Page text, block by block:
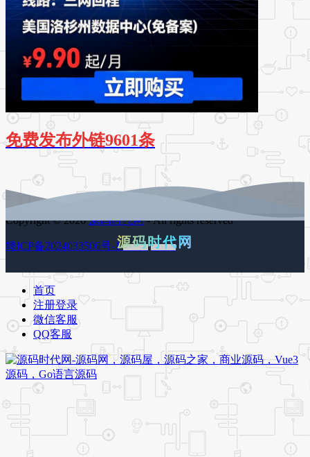
免费发布外链9601条
Copyright © 2026源码时代网- All rights reserved
赣ICP备2024033506号-1百度地图 谷歌地图
源码时代网
首页
注册登录
微信客服
QQ客服